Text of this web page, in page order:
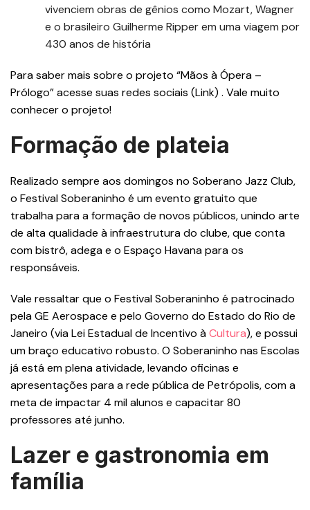
vivenciem obras de gênios como Mozart, Wagner
e o brasileiro Guilherme Ripper em uma viagem por
430 anos de história
Para saber mais sobre o projeto “Mãos à Ópera –
Prólogo” acesse suas redes sociais (Link) . Vale muito
conhecer o projeto!
Formação de plateia
Realizado sempre aos domingos no Soberano Jazz Club,
o Festival Soberaninho é um evento gratuito que
trabalha para a formação de novos públicos, unindo arte
de alta qualidade à infraestrutura do clube, que conta
com bistrô, adega e o Espaço Havana para os
responsáveis.
Vale ressaltar que o Festival Soberaninho é patrocinado
pela GE Aerospace e pelo Governo do Estado do Rio de
Janeiro (via Lei Estadual de Incentivo àCultura), e possui
um braço educativo robusto. O Soberaninho nas Escolas
já está em plena atividade, levando oficinas e
apresentações para a rede pública de Petrópolis, com a
meta de impactar 4 mil alunos e capacitar 80
professores até junho.
Lazer e gastronomia em
família